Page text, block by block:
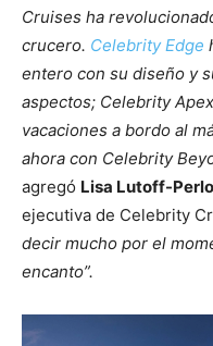
Cruises ha
crucero. Celebrity Edge
entero con su diseño y
aspectos; Celebrity
vacaciones a bordo al
ahora con Celebrity
agregó Lisa Lutoff-Perlo
ejecutiva de Celebrity
decir mucho por el
encanto”.